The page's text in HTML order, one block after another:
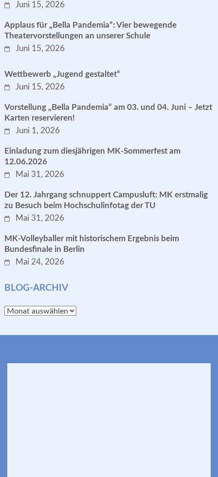
Juni 15, 2026
Applaus für „Bella Pandemia“: Vier bewegende
Theatervorstellungen an unserer Schule
Juni 15, 2026
Wettbewerb „Jugend gestaltet“
Juni 15, 2026
Vorstellung „Bella Pandemia“ am 03. und 04. Juni – Jetzt
Karten reservieren!
Juni 1, 2026
Einladung zum diesjährigen MK-Sommerfest am
12.06.2026
Mai 31, 2026
Der 12. Jahrgang schnuppert Campusluft: MK erstmalig
zu Besuch beim Hochschulinfotag der TU
Mai 31, 2026
MK-Volleyballer mit historischem Ergebnis beim
Bundesfinale in Berlin
Mai 24, 2026
BLOG-ARCHIV
Blog-